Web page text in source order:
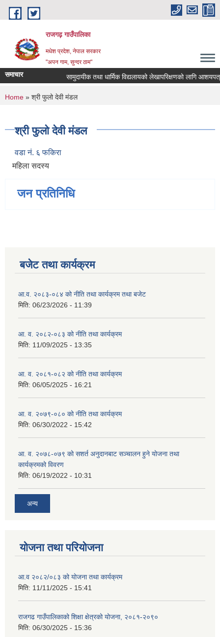
Skip to main content
राजगढ़ गाउँपालिका
मधेश प्रदेश, नेपाल सरकार
"अपन गाम, सुन्दर ठाम"
समाचार सामुदायीक तथा धार्मिक विद्यलायको लेखापरिक्षणको लागि आशयपत्र
You are here
Home » श्री फुलो देवी मंडल
श्री फुलो देवी मंडल
वडा नं. ६ फकिरा
महिला सदस्य
जन प्रतिनिधि
बजेट तथा कार्यक्रम
आ.व. २०८३-०८४ को नीति तथा कार्यक्रम तथा बजेट
मिति: 06/23/2026 - 11:39
आ. व. २०८२-०८३ को नीति तथा कार्यक्रम
मिति: 11/09/2025 - 13:35
आ. व. २०८१-०८२ को नीति तथा कार्यक्रम
मिति: 06/05/2025 - 16:21
आ. व. २०७९-०८० को नीति तथा कार्यक्रम
मिति: 06/30/2022 - 15:42
आ. व. २०७८-०७९ को सशर्त अनुदानबाट सञ्चालन हुने योजना तथा
कार्यक्रमको विवरण
मिति: 06/19/2022 - 10:31
अन्य
योजना तथा परियोजना
आ.व २०८२/०८३ को योजना तथा कार्यक्रम
मिति: 11/11/2025 - 15:41
राजगढ गाउँपालिकाको शिक्षा क्षेत्रको योजना, २०८१-२०९०
मिति: 06/30/2025 - 15:36